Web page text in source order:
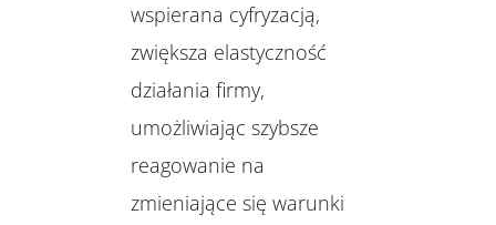
wspierana cyfryzacją,
zwiększa elastyczność
działania firmy,
umożliwiając szybsze
reagowanie na
zmieniające się warunki